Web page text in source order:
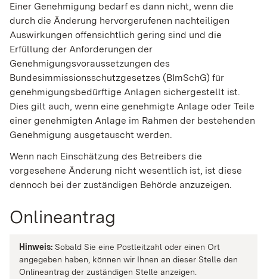
Einer Genehmigung bedarf es dann nicht, wenn die
durch die Änderung hervorgerufenen nachteiligen
Auswirkungen offensichtlich gering sind und die
Erfüllung der Anforderungen der
Genehmigungsvoraussetzungen des
Bundesimmissionsschutzgesetzes (BImSchG) für
genehmigungsbedürftige Anlagen sichergestellt ist.
Dies gilt auch, wenn eine genehmigte Anlage oder Teile
einer genehmigten Anlage im Rahmen der bestehenden
Genehmigung ausgetauscht werden.
Wenn nach Einschätzung des Betreibers die
vorgesehene Änderung nicht wesentlich ist, ist diese
dennoch bei der zuständigen Behörde anzuzeigen.
Onlineantrag
Hinweis: Sobald Sie eine Postleitzahl oder einen Ort
angegeben haben, können wir Ihnen an dieser Stelle den
Onlineantrag der zuständigen Stelle anzeigen.